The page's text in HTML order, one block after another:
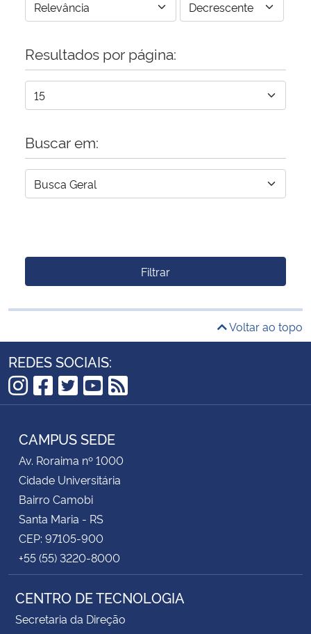
Resultados por página:
Buscar em:
Filtrar
Voltar ao topo
REDES SOCIAIS:
Instagram
Facebook
Twitter
YouTube
RSS
CAMPUS SEDE
Av. Roraima nº 1000
Cidade Universitária
Bairro Camobi
Santa Maria - RS
CEP: 97105-900
+55 (55) 3220-8000
CENTRO DE TECNOLOGIA
Secretaria da Direção